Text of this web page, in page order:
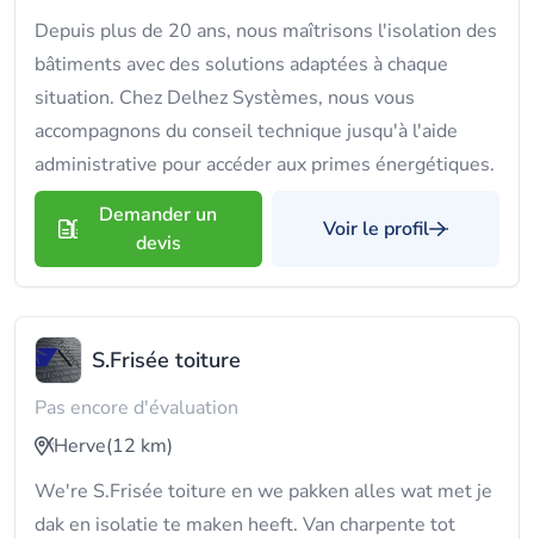
Depuis plus de 20 ans, nous maîtrisons l'isolation des
bâtiments avec des solutions adaptées à chaque
situation. Chez Delhez Systèmes, nous vous
accompagnons du conseil technique jusqu'à l'aide
administrative pour accéder aux primes énergétiques.
Demander un
devis
Voir le profil
S.Frisée toiture
Pas encore d'évaluation
Herve(12 km)
We're S.Frisée toiture en we pakken alles wat met je
dak en isolatie te maken heeft. Van charpente tot